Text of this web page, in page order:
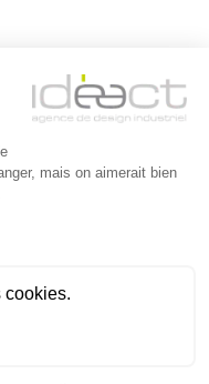
mais on aimerait bien
cookies.